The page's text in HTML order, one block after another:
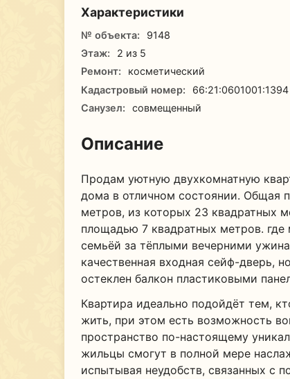
Характеристики
№ объекта: 9148
Этаж:
2 из 5
Ремонт:
косметический
Кадастровый номер:
66:21:0601001:1394
Санузел:
совмещенный
Описание
Продам уютную двухкомнатную
дома в отличном состоянии. Общая
метров, из которых 23 квадратных
площадью 7 квадратных метров. где
семьёй за тёплыми вечерними
качественная входная сейф-дверь,
остеклен балкон пластиковыми
Квартира идеально подойдёт тем,
жить, при этом есть возможность
пространство по-настоящему
жильцы смогут в полной мере
испытывая неудобств, связанных с